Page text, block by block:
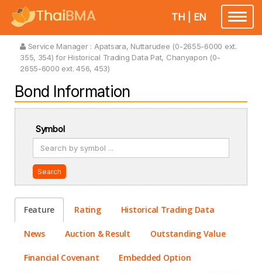
Toggle
TH EN
Service Manager : Apatsara, Nuttarudee (0-2655-6000 ext.
355, 354) for Historical Trading Data Pat, Chanyapon (0-
2655-6000 ext. 456, 453)
Bond Information
Symbol
Search
Feature Rating Historical Trading Data
News Auction & Result Outstanding Value
Financial Covenant Embedded Option